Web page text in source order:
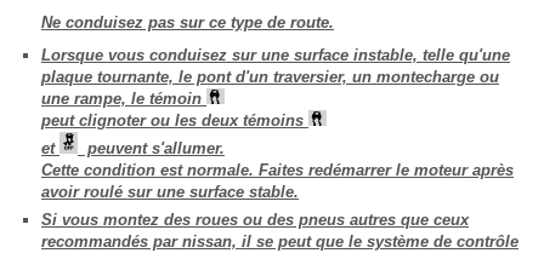
Ne conduisez pas sur ce type de route.
Lorsque vous conduisez sur une surface instable, telle qu'une
plaque tournante, le pont d'un traversier, un montecharge ou
une rampe, le témoin
peut clignoter ou les deux témoins
et
peuvent s'allumer.
Cette condition est normale. Faites redémarrer le moteur après
avoir roulé sur une surface stable.
Si vous montez des roues ou des pneus autres que ceux
recommandés par nissan, il se peut que le système de contrôle